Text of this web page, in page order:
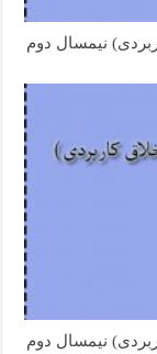
نیمسال دوم
نیمسال دوم